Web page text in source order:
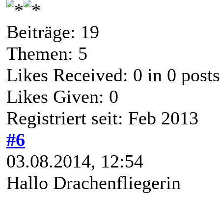
Beiträge: 19
Themen: 5
Likes Received: 0 in 0 posts
Likes Given: 0
Registriert seit: Feb 2013
#6
03.08.2014, 12:54
Hallo Drachenfliegerin